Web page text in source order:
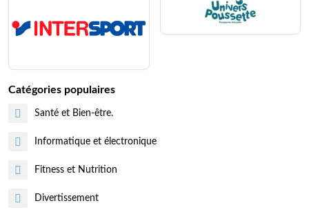
Catégories populaires
Santé et Bien-être.
Informatique et électronique
Fitness et Nutrition
Divertissement